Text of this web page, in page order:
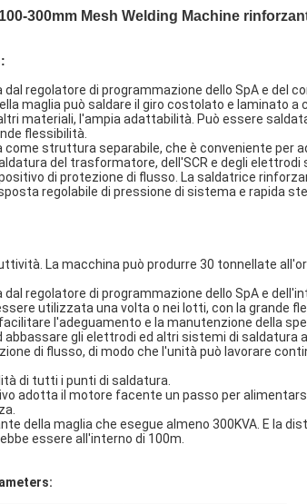
300mm Mesh Welding Machine
regolatore di programmazione dello SpA e del
può saldare il giro costolato e laminato a
materiali, l'ampia adattabilità. Può essere
flessibilità.
struttura separabile, che è conveniente per
del trasformatore, dell'SCR e degli elettrodi
di protezione di flusso. La saldatrice
regolabile di pressione di sistema e rapida
La macchina può produrre 30 tonnellate
regolatore di programmazione dello SpA e
utilizzata una volta o nei lotti, con la grande
l'adeguamento e la manutenzione della
gli elettrodi ed altri sistemi di
di flusso, di modo che l'unità può lavorare
di tutti i punti di saldatura.
adotta il motore facente un passo per
della maglia che esegue almeno 300KVA. E la
essere all'interno di 100m.